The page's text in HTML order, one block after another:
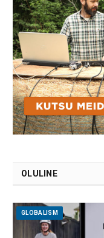
OLULINE
GLOBALISM